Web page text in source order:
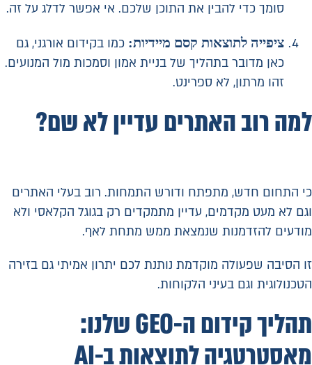
סומך כדי להבין את התוכן שלכם. אי אפשר לדלג על זה.
ציפייה לתוצאות קסם מיידיות: כמו בקידום אורגני, גם
כאן מדובר בתהליך של בניית אמון וסמכות מול המנועים.
זהו מרתון, לא ספרינט.
למה רוב האתרים עדיין לא שם?
כי התחום חדש, מתפתח ודורש התמחות. רוב בעלי האתרים
וגם לא מעט מקדמים, עדיין מתמקדים רק בגוגל הקלאסי ולא
מודעים להזדמנות שנמצאת ממש מתחת לאף.
זו הסיבה שפעולה מוקדמת נותנת לכם יתרון אמיתי גם בזירה
הטכנולוגית וגם בעיני הלקוחות.
תהליך קידום ה-GEO שלנו:
מאסטרטגיה לתוצאות ב-AI